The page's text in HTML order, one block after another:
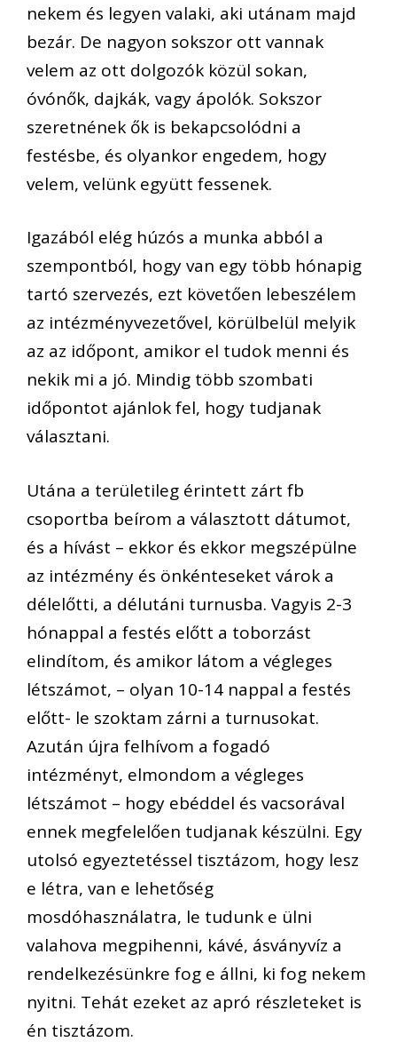
nekem és legyen valaki, aki utánam majd
bezár. De nagyon sokszor ott vannak
velem az ott dolgozók közül sokan,
óvónők, dajkák, vagy ápolók. Sokszor
szeretnének ők is bekapcsolódni a
festésbe, és olyankor engedem, hogy
velem, velünk együtt fessenek.
Igazából elég húzós a munka abból a
szempontból, hogy van egy több hónapig
tartó szervezés, ezt követően lebeszélem
az intézményvezetővel, körülbelül melyik
az az időpont, amikor el tudok menni és
nekik mi a jó. Mindig több szombati
időpontot ajánlok fel, hogy tudjanak
választani.
Utána a területileg érintett zárt fb
csoportba beírom a választott dátumot,
és a hívást – ekkor és ekkor megszépülne
az intézmény és önkénteseket várok a
délelőtti, a délutáni turnusba. Vagyis 2-3
hónappal a festés előtt a toborzást
elindítom, és amikor látom a végleges
létszámot, – olyan 10-14 nappal a festés
előtt- le szoktam zárni a turnusokat.
Azután újra felhívom a fogadó
intézményt, elmondom a végleges
létszámot – hogy ebéddel és vacsorával
ennek megfelelően tudjanak készülni. Egy
utolsó egyeztetéssel tisztázom, hogy lesz
e létra, van e lehetőség
mosdóhasználatra, le tudunk e ülni
valahova megpihenni, kávé, ásványvíz a
rendelkezésünkre fog e állni, ki fog nekem
nyitni. Tehát ezeket az apró részleteket is
én tisztázom.